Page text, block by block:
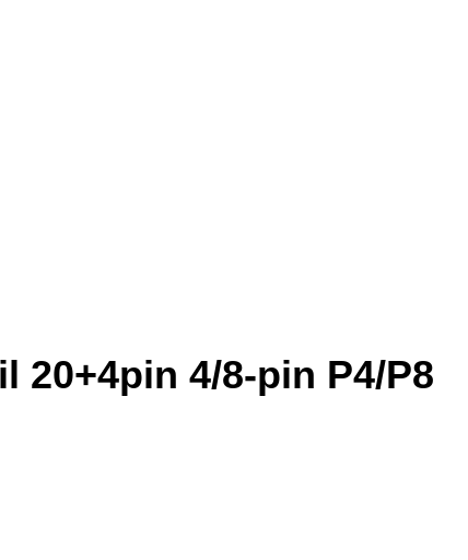
20+4pin 4/8-pin P4/P8